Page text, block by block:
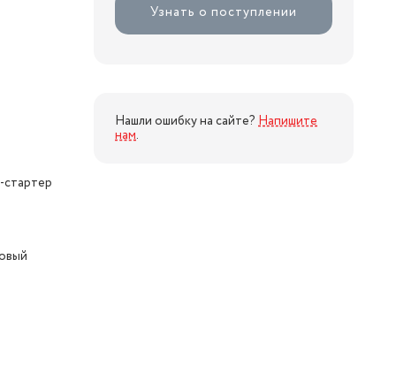
стартер
Узнать о поступлении
Нашли ошибку на сайте? Напишите
нам.